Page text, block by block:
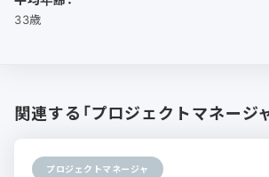
33歳
関連する「プロジェクトマネージ
プロジェクトマネージャ